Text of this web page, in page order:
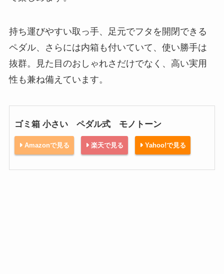
持ち運びやすい取っ手、足元でフタを開閉できる
ペダル、さらには内箱も付いていて、使い勝手は
抜群。見た目のおしゃれさだけでなく、高い実用
性も兼ね備えています。
ゴミ箱 小さい ペダル式 モノトーン
Amazonで見る 楽天で見る Yahoo!で見る